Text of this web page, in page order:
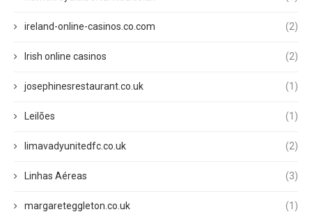
ireland-online-casinos.co.com (2)
Irish online casinos (2)
josephinesrestaurant.co.uk (1)
Leilões (1)
limavadyunitedfc.co.uk (2)
Linhas Aéreas (3)
margareteggleton.co.uk (1)